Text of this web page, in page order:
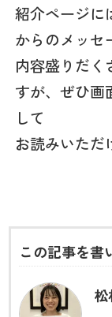
紹介ページに
からのメッセ
内容盛りだく
すが、ぜひ画
して
お読みいただ
この記事を書